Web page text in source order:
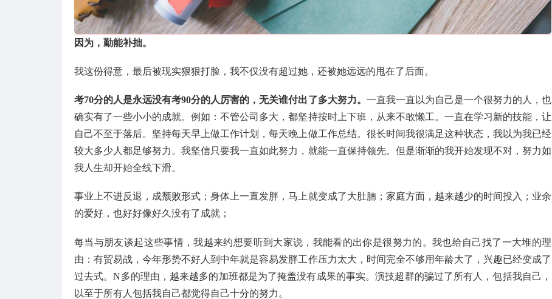
因为，勤能补拙。
我这份得意，最后被现实狠狠打脸，我不仅没有超过她，还被她远远的甩在了后面。
考70分的人是永远没有考90分的人厉害的，无关谁付出了多大努力。 一直我一直以为自己是一个很努力的人，也
确实有了一些小小的成就。例如：不管公司多大，都坚持按时上下班，从来不敢懒工。一直在学习新的技能，让
自己不至于落后。坚持每天早上做工作计划，每天晚上做工作总结。很长时间我很满足这种状态，我以为我已经
较大多少人都足够努力。我坚信只要我一直如此努力，就能一直保持领先。但是渐渐的我开始发现不对，努力如
我人生却开始全线下滑。
事业上不进反退，成颓败形式；身体上一直发胖，马上就变成了大肚腩；家庭方面，越来越少的时间投入；业余
的爱好，也好好像好久没有了成就；
每当与朋友谈起这些事情，我越来约想要听到大家说，我能看的出你是很努力的。我也给自己找了一大堆的理
由：有贸易战，今年形势不好人到中年就是容易发胖工作压力太大，时间完全不够用年龄大了，兴趣已经变成了
过去式。N多的理由，越来越多的加班都是为了掩盖没有成果的事实。演技超群的骗过了所有人，包括我自己，
以至于所有人包括我自己都觉得自己十分的努力。